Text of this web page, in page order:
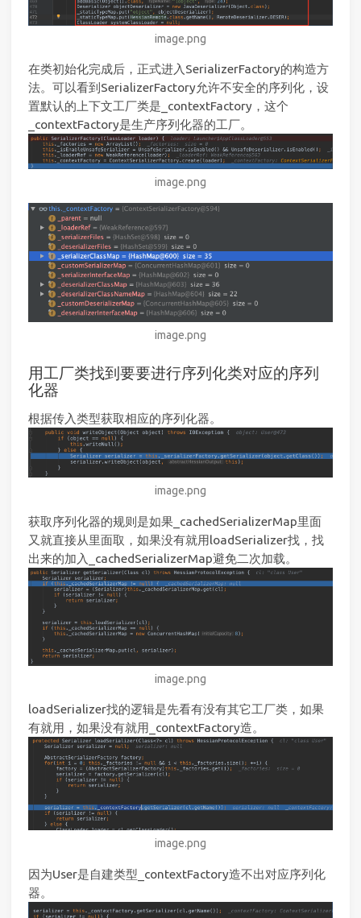
image.png
在类初始化完成后，正式进入SerializerFactory的构造方
法。可以看到SerializerFactory允许不安全的序列化，设
置默认的上下文工厂类是_contextFactory，这个
_contextFactory是生产序列化器的工厂。
image.png
image.png
用工厂类找到要要进行序列化类对应的序列
化器
根据传入类型获取相应的序列化器。
image.png
获取序列化器的规则是如果_cachedSerializerMap里面
又就直接从里面取，如果没有就用loadSerializer找，找
出来的加入_cachedSerializerMap避免二次加载。
image.png
loadSerializer找的逻辑是先看有没有其它工厂类，如果
有就用，如果没有就用_contextFactory造。
image.png
因为User是自建类型_contextFactory造不出对应序列化
器。